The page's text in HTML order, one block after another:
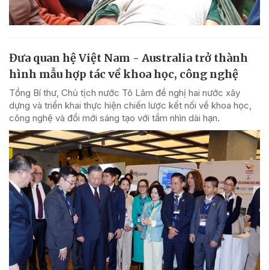
Đưa quan hệ Việt Nam - Australia trở thành
hình mẫu hợp tác về khoa học, công nghệ
Tổng Bí thư, Chủ tịch nước Tô Lâm đề nghị hai nước xây
dựng và triển khai thực hiện chiến lược kết nối về khoa học,
công nghệ và đổi mới sáng tạo với tầm nhìn dài hạn.